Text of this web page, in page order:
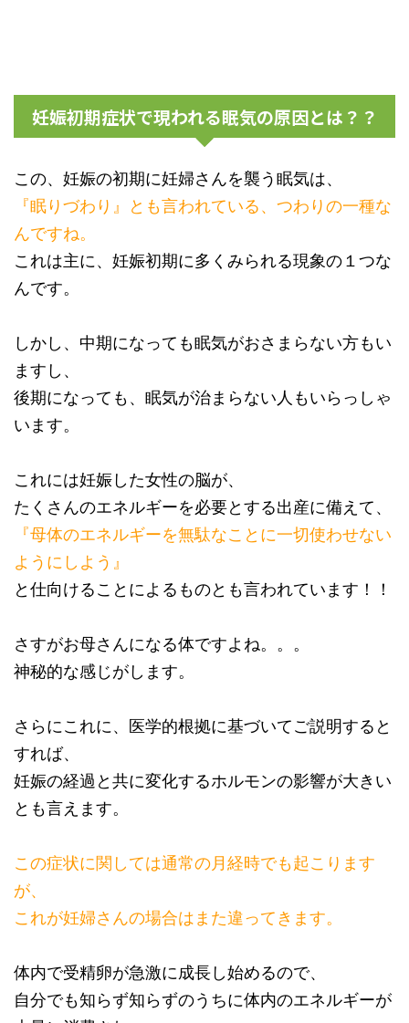
妊娠初期症状で現われる眠気の原因とは？？
この、妊娠の初期に妊婦さんを襲う眠気は、
『眠りづわり』とも言われている、つわりの一種な
んですね。
これは主に、妊娠初期に多くみられる現象の１つな
んです。
しかし、中期になっても眠気がおさまらない方もい
ますし、
後期になっても、眠気が治まらない人もいらっしゃ
います。
これには妊娠した女性の脳が、
たくさんのエネルギーを必要とする出産に備えて、
『母体のエネルギーを無駄なことに一切使わせない
ようにしよう』
と仕向けることによるものとも言われています！！
さすがお母さんになる体ですよね。。。
神秘的な感じがします。
さらにこれに、医学的根拠に基づいてご説明すると
すれば、
妊娠の経過と共に変化するホルモンの影響が大きい
とも言えます。
この症状に関しては通常の月経時でも起こります
が、
これが妊婦さんの場合はまた違ってきます。
体内で受精卵が急激に成長し始めるので、
自分でも知らず知らずのうちに体内のエネルギーが